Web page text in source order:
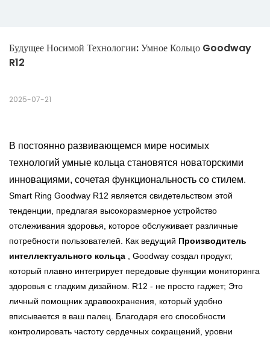
Будущее Носимой Технологии: Умное Кольцо Goodway
R12
2025-07-21
В постоянно развивающемся мире носимых
технологий умные кольца становятся новаторскими
инновациями, сочетая функциональность со стилем.
Smart Ring Goodway R12 является свидетельством этой
тенденции, предлагая высокоразмерное устройство
отслеживания здоровья, которое обслуживает различные
потребности пользователей. Как ведущий Производитель
интеллектуального кольца , Goodway создал продукт,
который плавно интегрирует передовые функции мониторинга
здоровья с гладким дизайном. R12 - не просто гаджет; Это
личный помощник здравоохранения, который удобно
вписывается в ваш палец. Благодаря его способности
контролировать частоту сердечных сокращений, уровни